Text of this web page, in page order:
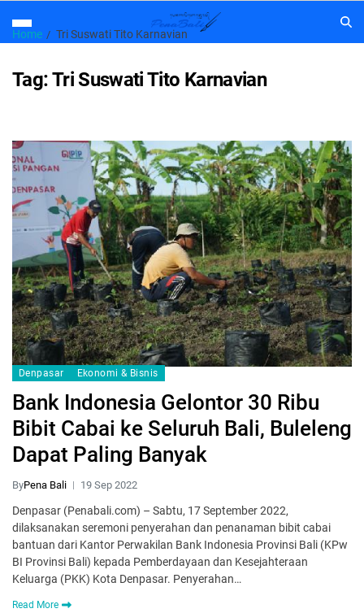
Home Tri Suswati Tito Karnavian
Tag:Tri Suswati Tito Karnavian
Denpasar Ekonomi & Bisnis
Bank Indonesia Gelontor 30 Ribu
Bibit Cabai ke Seluruh Bali, Buleleng
Dapat Paling Banyak
ByPena Bali 19 Sep 2022
Denpasar (Penabali.com) – Sabtu, 17 September 2022,
dilaksanakan seremoni penyerahan dan penanaman bibit cabai
bantuan dari Kantor Perwakilan Bank Indonesia Provinsi Bali (KPw
BI Provinsi Bali) kepada Pemberdayaan dan Kesejahteraan
Keluarga (PKK) Kota Denpasar. Penyerahan…
Read More